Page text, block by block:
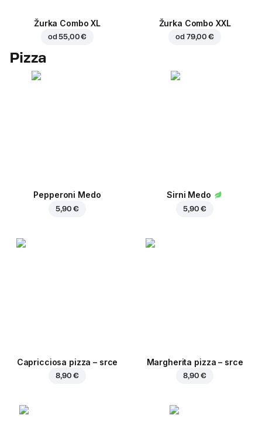
Žurka Combo XL
od55,00 €
Žurka Combo XXL
od 79,00 €
Pizza
Pepperoni Medo
5,90 €
Sirni Medo
5,90 €
Capricciosa pizza – srce
8,90 €
Margherita pizza – srce
8,90 €